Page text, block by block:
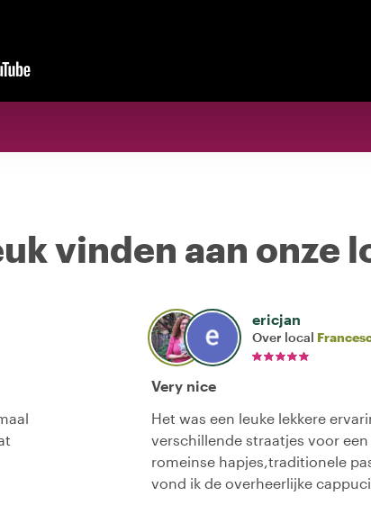
vinden aan onze
ericjan
Over local
Very nice
Het was een leuke lekkere
verschillende straatjes voor
romeinse hapjes,traditionele
vond ik de overheerlijke